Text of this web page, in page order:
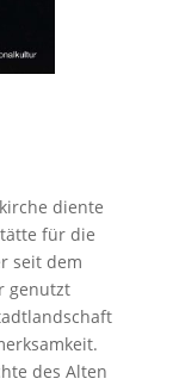
diente
für die
seit dem
genutzt
des Alten